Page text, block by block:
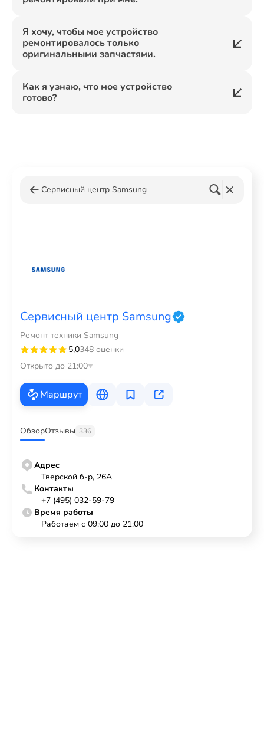
Я хочу, чтобы мое устройство
ремонтировалось только
оригинальными запчастями.
Как я узнаю, что мое устройство
готово?
Сервисный центр Samsung
Сервисный центр Samsung
Ремонт техники Samsung
5,0348 оценки
Открыто до 21:00
Маршрут
ОбзорОтзывы 336
Адрес
Тверской б-р, 26А
Контакты
+7 (495) 032-59-79
Время работы
Работаем с 09:00 до 21:00